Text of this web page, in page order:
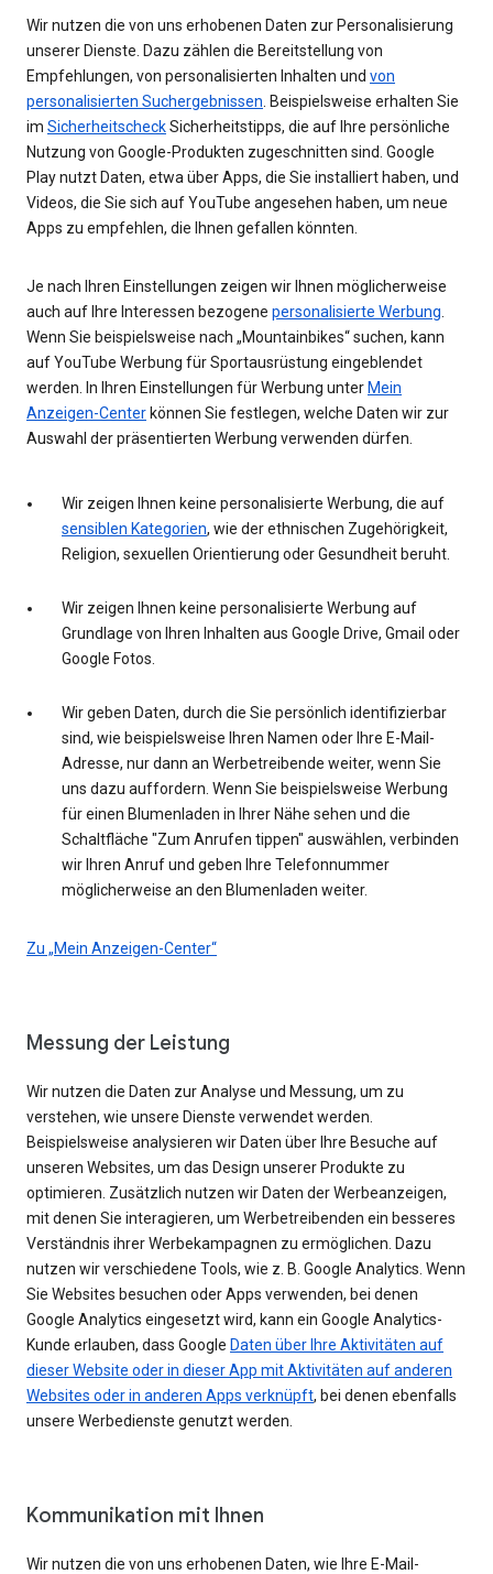
Wir nutzen die von uns erhobenen Daten zur Personalisierung
unserer Dienste. Dazu zählen die Bereitstellung von
Empfehlungen, von personalisierten Inhalten und von
personalisierten Suchergebnissen . Beispielsweise erhalten Sie
im SicherheitscheckSicherheitstipps, die auf Ihre persönliche
Nutzung von Google-Produkten zugeschnitten sind. Google
Play nutzt Daten, etwa über Apps, die Sie installiert haben, und
Videos, die Sie sich auf YouTube angesehen haben, um neue
Apps zu empfehlen, die Ihnen gefallen könnten.
Je nach Ihren Einstellungen zeigen wir Ihnen möglicherweise
auch auf Ihre Interessen bezogene personalisierte Werbung
Wenn Sie beispielsweise nach „Mountainbikes“ suchen, kann
auf YouTube Werbung für Sportausrüstung eingeblendet
werden. In Ihren Einstellungen für Werbung unter Mein
Anzeigen-Center können Sie festlegen, welche Daten wir zur
Auswahl der präsentierten Werbung verwenden dürfen.
Wir zeigen Ihnen keine personalisierte Werbung, die auf
sensiblen Kategorien, wie der ethnischen Zugehörigkeit,
Religion, sexuellen Orientierung oder Gesundheit beruht.
Wir zeigen Ihnen keine personalisierte Werbung auf
Grundlage von Ihren Inhalten aus Google Drive, Gmail oder
Google Fotos.
Wir geben Daten, durch die Sie persönlich identifizierbar
sind, wie beispielsweise Ihren Namen oder Ihre E-Mail-
Adresse, nur dann an Werbetreibende weiter, wenn Sie
uns dazu auffordern. Wenn Sie beispielsweise Werbung
für einen Blumenladen in Ihrer Nähe sehen und die
Schaltfläche "Zum Anrufen tippen" auswählen, verbinden
wir Ihren Anruf und geben Ihre Telefonnummer
möglicherweise an den Blumenladen weiter.
Zu „Mein Anzeigen-Center“
Messung der Leistung
Wir nutzen die Daten zur Analyse und Messung, um zu
verstehen, wie unsere Dienste verwendet werden.
Beispielsweise analysieren wir Daten über Ihre Besuche auf
unseren Websites, um das Design unserer Produkte zu
optimieren. Zusätzlich nutzen wir Daten der Werbeanzeigen,
mit denen Sie interagieren, um Werbetreibenden ein besseres
Verständnis ihrer Werbekampagnen zu ermöglichen. Dazu
nutzen wir verschiedene Tools, wie z. B. Google Analytics. Wenn
Sie Websites besuchen oder Apps verwenden, bei denen
Google Analytics eingesetzt wird, kann ein Google Analytics-
Kunde erlauben, dass Google Daten über Ihre Aktivitäten auf
dieser Website oder in dieser App mit Aktivitäten auf anderen
Websites oder in anderen Apps verknüpft, bei denen ebenfalls
unsere Werbedienste genutzt werden.
Kommunikation mit Ihnen
Wir nutzen die von uns erhobenen Daten, wie Ihre E-Mail-